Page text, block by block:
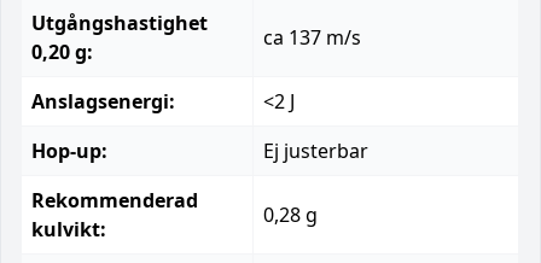
Utgångshastighet
0,20 g:
ca 137 m/s
Anslagsenergi:
<2 J
Hop-up:
Ej justerbar
Rekommenderad
kulvikt:
0,28 g